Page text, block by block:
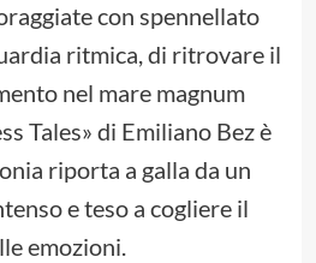
con spennellato
ritmica, di ritrovare il
nel mare magnum
Tales» di Emiliano Bez è
riporta a galla da un
e teso a cogliere il
emozioni.